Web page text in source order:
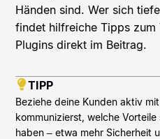
Händen sind. Wer sich
findet hilfreiche Tipps zum
Plugins direkt im Beitrag.
TIPP
Beziehe deine Kunden aktiv
kommunizierst, welche
haben – etwa mehr Sicherheit